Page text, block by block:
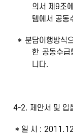
의서 제9조
템에서 공동
* 분담이행방식으
한 공동수
니다.
4-2. 제안서 및 입
* 일 시 :